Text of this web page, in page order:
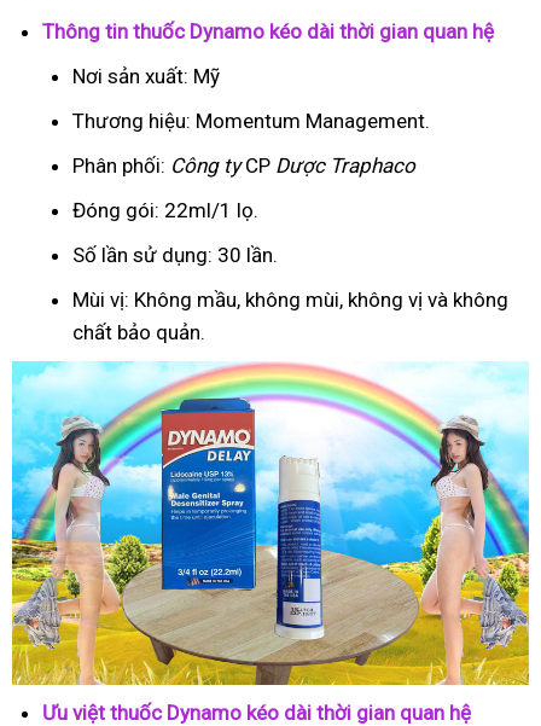
Thông tin thuốc Dynamo kéo dài thời gian quan hệ
Nơi sản xuất: Mỹ
Thương hiệu: Momentum Management.
Phân phối: Công tyCP Dược Traphaco
Đóng gói: 22ml/1 lọ.
Số lần sử dụng: 30 lần.
Mùi vị: Không mầu, không mùi, không vị và không
chất bảo quản.
Ưu việt thuốc Dynamo kéo dài thời gian quan hệ